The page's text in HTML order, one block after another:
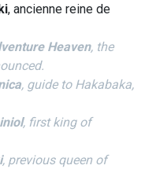
, ancienne reine de
Heaven, the
, guide to Hakabaka,
, first king of
, previous queen of